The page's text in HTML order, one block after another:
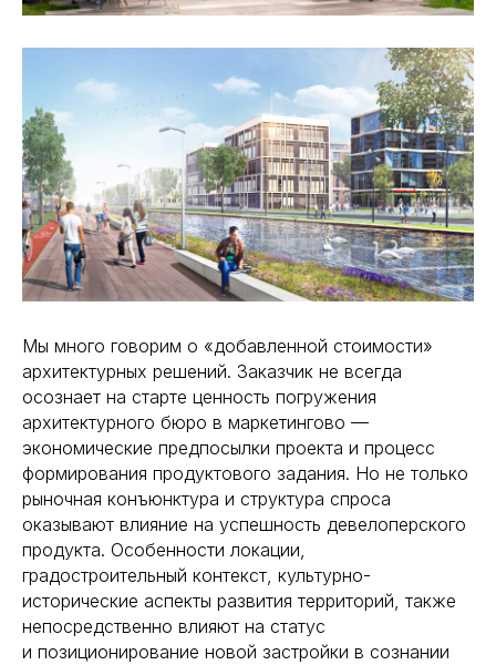
Мы много говорим о «добавленной стоимости»
архитектурных решений. Заказчик не всегда
осознает на старте ценность погружения
архитектурного бюро в маркетингово —
экономические предпосылки проекта и процесс
формирования продуктового задания. Но не только
рыночная конъюнктура и структура спроса
оказывают влияние на успешность девелоперского
продукта. Особенности локации,
градостроительный контекст, культурно-
исторические аспекты развития территорий, также
непосредственно влияют на статус
и позиционирование новой застройки в сознании